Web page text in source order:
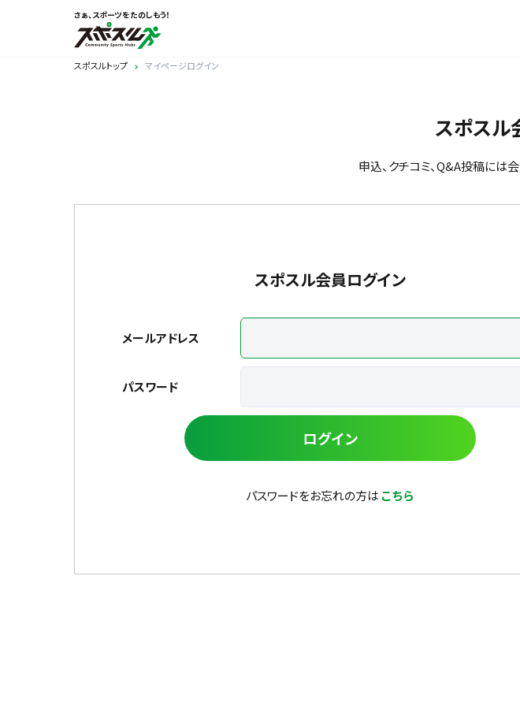
さぁ、スポーツをたのしもう！
スポスルトップ マイページログイン
スポスル
申込、クチコミ、Q&A投稿には
スポスル会員ログイン
メールアドレス
パスワード
ログイン
パスワードをお忘れの方は こちら